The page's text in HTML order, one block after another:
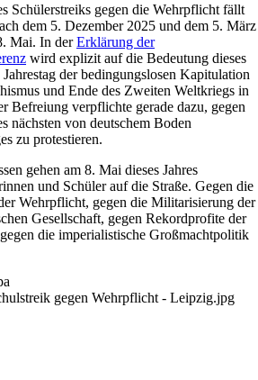
Schülerstreiks gegen die Wehrpflicht fällt
dem 5. Dezember 2025 und dem 5. März
Mai. In derErklärung der
wird explizit auf die Bedeutung dieses
der bedingungslosen Kapitulation
und Ende des Zweiten Weltkriegs in
Befreiung verpflichte gerade dazu, gegen
nächsten von deutschem Boden
zu protestieren.
gehen am 8. Mai dieses Jahres
und Schüler auf die Straße. Gegen die
Wehrpflicht, gegen die Militarisierung der
Gesellschaft, gegen Rekordprofite der
die imperialistische Großmachtpolitik